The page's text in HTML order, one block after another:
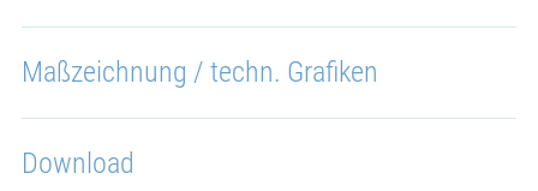
Maßzeichnung / techn. Grafiken
Download